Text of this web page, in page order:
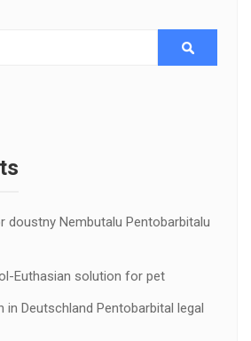
doustny Nembutalu Pentobarbitalu
Euthasian solution for pet
in Deutschland Pentobarbital legal